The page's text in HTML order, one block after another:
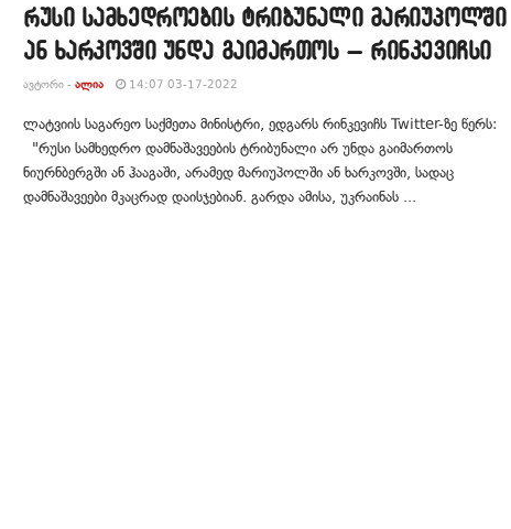
რუსი სამხედროების ტრიბუნალი მარიუპოლში
ან ხარკოვში უნდა გაიმართოს – რინკევიჩსი
ᲐᲕᲢᲝᲠᲘ - ᲐᲚᲘᲐ 14:07 03-17-2022
ლატვიის საგარეო საქმეთა მინისტრი, ედგარს რინკევიჩს Twitter-ზე წერს:
"რუსი სამხედრო დამნაშავეების ტრიბუნალი არ უნდა გაიმართოს
ნიურნბერგში ან ჰააგაში, არამედ მარიუპოლში ან ხარკოვში, სადაც
დამნაშავეები მკაცრად დაისჯებიან. გარდა ამისა, უკრაინას ...